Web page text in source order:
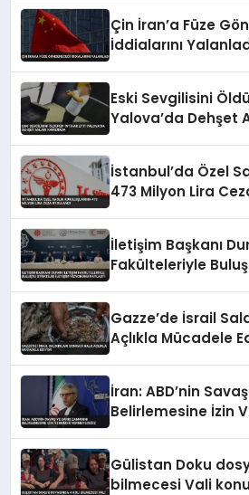
Çin İran’a Füze
İddialarını
Eski Sevgilisini
Yalova’da Dehşet
İstanbul’da Özel
473 Milyon Lira
İletişim Başkanı
Fakülteleriyle
Gazze’de İsrail
Açlıkla Mücadele
İran: ABD’nin
Belirlemesine İzin
Gülistan Doku
bilmecesi Vali